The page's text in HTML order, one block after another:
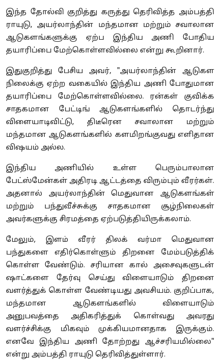
இந்த தோல்வி குறித்து கருத்து தெரிவித்த அம்பத்தி
ராயுடு, அயர்லாந்தின் மந்தமான மற்றும் சவாலான
ஆடுகளங்களுக்கு ஏற்ப இந்திய அணி போதிய
தயாரிப்பை மேற்கொள்ளவில்லை என்று கூறினார்.
இதுகுறித்து பேசிய அவர், "அயர்லாந்தின் ஆடுகள
நிலைக்கு ஏற்ற வகையில் இந்திய அணி போதுமான
தயாரிப்பை மேற்கொள்ளவில்லை. ரன்கள் குவிக்க
சாதகமான பேட்டிங் ஆடுகளங்களில் தொடர்ந்து
விளையாடிவிட்டு, திடீரென சவாலான மற்றும்
மந்தமான ஆடுகளங்களில் களமிறங்குவது எளிதான
விஷயம் அல்ல.
இந்திய அணியில் உள்ள பெரும்பாலான
பேட்ஸ்மேன்கள் அதிரடி ஆட்டத்தை விரும்பும் வீரர்கள்.
அதனால் அயர்லாந்தின் மெதுவான ஆடுகளங்கள்
மற்றும் பந்துவீச்சுக்கு சாதகமான சூழ்நிலைகள்
அவர்களுக்கு சிரமத்தை ஏற்படுத்தியிருக்கலாம்.
மேலும், இளம் வீரர் திலக் வர்மா மெதுவான
பந்துகளை எதிர்கொள்ளும் திறனை மேம்படுத்திக்
கொள்ள வேண்டும். சரியான கால் அசைவுகளுடன்
ஷாட்களை தேர்வு செய்து விளையாடும் திறனை
வளர்த்துக் கொள்ள வேண்டியது அவசியம். குறிப்பாக,
மந்தமான ஆடுகளங்களில் விளையாடும்
அனுபவத்தை அதிகரித்துக் கொள்வது அவரது
வளர்ச்சிக்கு மிகவும் முக்கியமானதாக இருக்கும்.
எனவே இந்திய அணி தோற்றது ஆச்சரியமில்லை"
என்று அம்பத்தி ராயுடு தெரிவித்துள்ளார்.